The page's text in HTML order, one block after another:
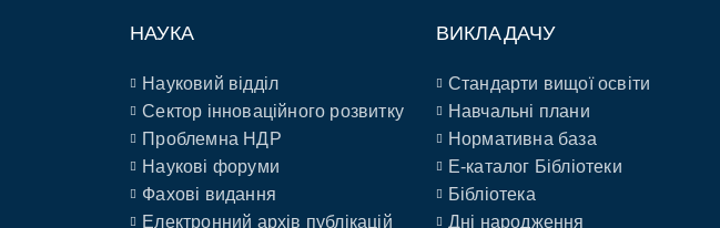
НАУКА
Науковий відділ
Сектор інноваційного розвитку
Проблемна НДР
Наукові форуми
Фахові видання
Електронний архів публікацій
ВИКЛАДАЧУ
Стандарти вищої освіти
Навчальні плани
Нормативна база
E-каталог Бібліотеки
Бібліотека
Дні народження